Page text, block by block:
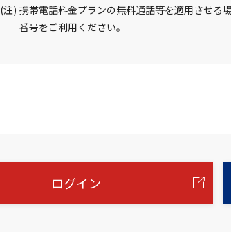
携帯電話料金プランの無料通話等を適用させる
番号をご利用ください。
ログイン